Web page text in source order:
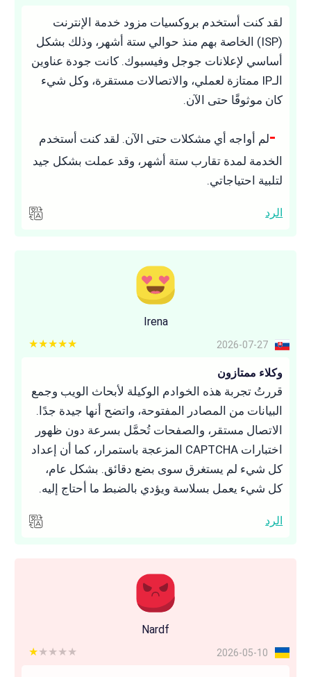
لقد كنت أستخدم بروكسيات مزود خدمة الإنترنت
(ISP) الخاصة بهم منذ حوالي ستة أشهر، وذلك بشكل
أساسي لإعلانات جوجل وفيسبوك. كانت جودة عناوين
الـIP ممتازة لعملي، والاتصالات مستقرة، وكل شيء
كان موثوقًا حتى الآن.
لم أواجه أي مشكلات حتى الآن. لقد كنت أستخدم
الخدمة لمدة تقارب ستة أشهر، وقد عملت بشكل جيد
لتلبية احتياجاتي.
الرد
Irena
2026-07-27
5 out of 5
وكلاء ممتازون
قررتُ تجربة هذه الخوادم الوكيلة لأبحاث الويب وجمع
البيانات من المصادر المفتوحة، واتضح أنها جيدة جدًا.
الاتصال مستقر، والصفحات تُحمَّل بسرعة دون ظهور
اختبارات CAPTCHA المزعجة باستمرار، كما أن إعداد
كل شيء لم يستغرق سوى بضع دقائق. بشكل عام،
كل شيء يعمل بسلاسة ويؤدي بالضبط ما أحتاج إليه.
الرد
Nardf
2026-05-10
1 out of 5